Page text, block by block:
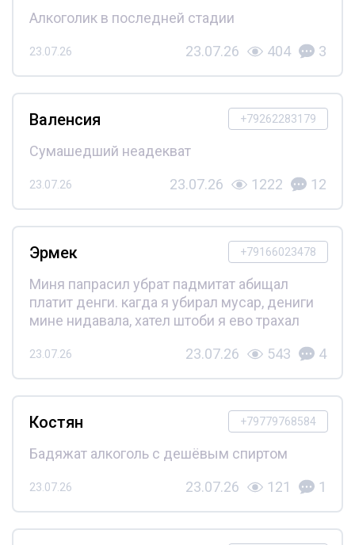
Алкоголик в последней стадии
23.07.26 23.07.26 404 3
+79262283179
Валенсия
Сумашедший неадекват
23.07.26 23.07.26 1222 12
+79166023478
Эрмек
Миня папрасил убрат падмитат абищал
платит денги. кагда я убирал мусар, дениги
мине нидавала, хател штоби я ево трахал
23.07.26 23.07.26 543 4
+79779768584
Костян
Бадяжат алкоголь с дешёвым спиртом
23.07.26 23.07.26 121 1